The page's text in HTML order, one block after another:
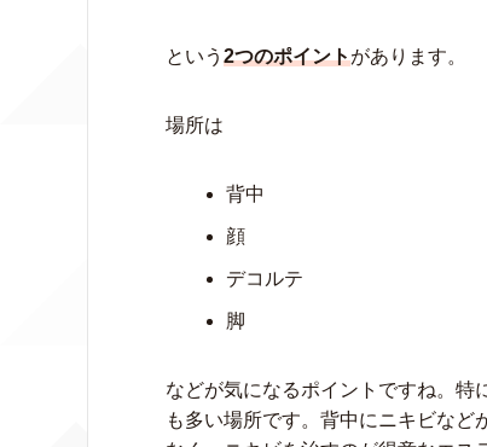
という 2つのポイントがあります。
場所は
背中
顔
デコルテ
脚
などが気になるポイントですね。特
も多い場所です。背中にニキビなど